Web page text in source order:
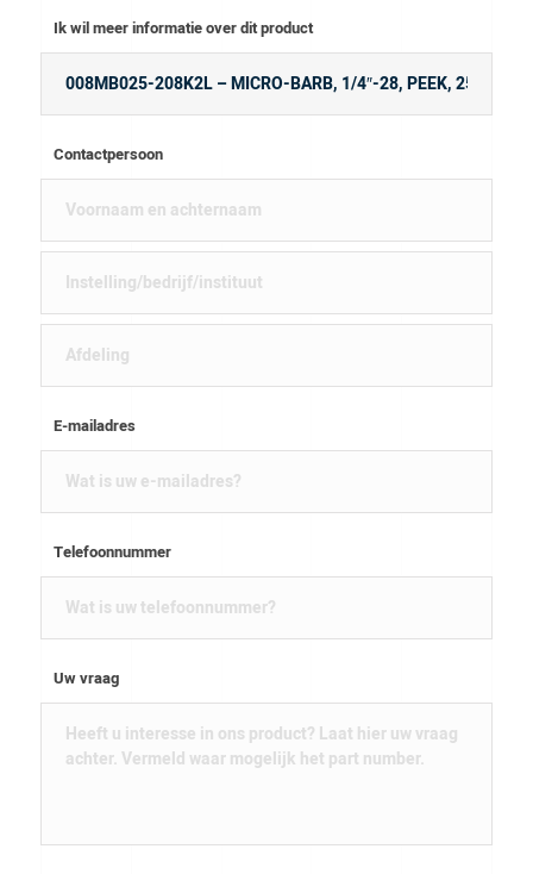
Ik wil meer informatie over dit product
Contactpersoon
E-mailadres
Telefoonnummer
Uw vraag